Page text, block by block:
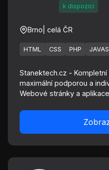
k dispozici
Brno | celá ČR
HTML CSS PHP
Stanektech.cz -
maximální podporou a
Webové stránky a